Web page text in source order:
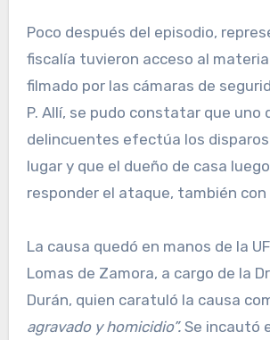
Poco después del episodio,
fiscalía tuvieron acceso al
filmado por las cámaras de
P. Allí, se pudo constatar que uno
delincuentes efectúa los
lugar y que el dueño de casa
responder el ataque, también
La causa quedó en manos de la UFI
Lomas de Zamora, a cargo de la
Durán, quien caratuló la causa
agravado y homicidio”. Se incautó